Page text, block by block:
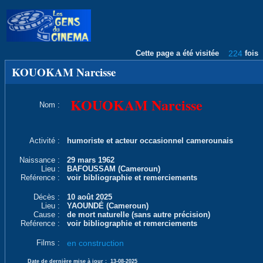
Cette page a été visitée 224 fois
KOUOKAM Narcisse
Nom : KOUOKAM Narcisse
Activité : humoriste et acteur occasionnel camerounais
Naissance :
29 mars 1962
Lieu :
BAFOUSSAM (Cameroun)
Reférence :
voir bibliographie et remerciements
Décès :
10 août 2025
Lieu :
YAOUNDÉ (Cameroun)
Cause :
de mort naturelle (sans autre précision)
Reférence :
voir bibliographie et remerciements
Films : en construction
Date de dernière mise à jour : 13-08-2025